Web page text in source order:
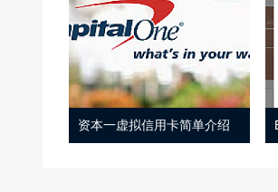
资本一虚拟信用卡简单介绍